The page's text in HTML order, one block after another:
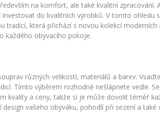
na komfort, ale také kvalitní zpracování.
do kvalitních výrobků. V tomto ohledu
tradicí, která přichází s novou kolekcí moderních
každého obývacího pokoje.
různých velikostí, materiálů a barev.
Tímto výběrem rozhodně nešlápnete vedle.
kvality a ceny, takže si je může dovolit téměř
vašeho obýváku, pohodlí při sezení a také